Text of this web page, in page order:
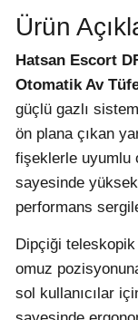
Ürün
Hatsan Escort
Otomatik Av
güçlü gazlı
ön plana çıkan
fişeklerle uyumlu
sayesinde
performans
Dipçiği teleskopik
omuz
sol kullanıcılar